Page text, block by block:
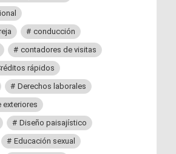
conducción
contadores de visitas
rápidos
Derechos laborales
exteriores
Diseño paisajístico
Educación sexual